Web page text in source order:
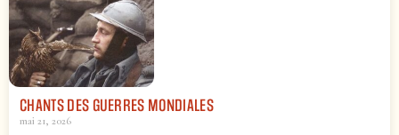
CHANTS DES GUERRES MONDIALES
mai 21, 2026